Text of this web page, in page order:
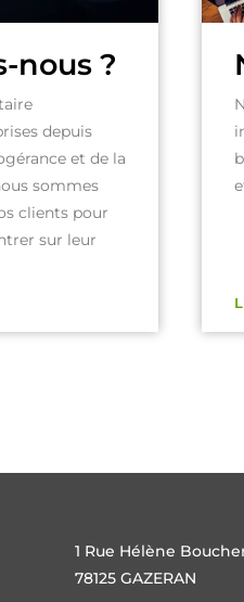
nous ?
depuis
et de la
sommes
clients pour
sur leur
1 Rue Hélène
78125 GAZERAN